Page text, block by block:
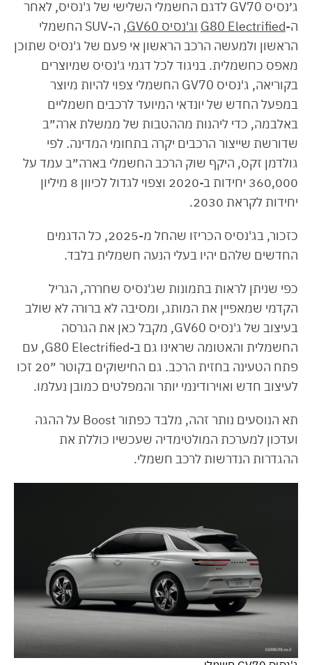
ג׳נסיס GV70 לדגם החשמלי השלישי של ג'נסיס, לאחר
ה-G80 Electrified וג'נסיס GV60
, ה-SUV החשמלי
הראשון ולמעשה הרכב הראשון אי פעם של ג'נסיס שתוכן
מאפס כחשמלית. בניגוד לכל דגמי ג'נסיס שמיוצרים
בקוריאה, ג'נסיס GV70 החשמלי צפוי להיות מיוצר
במפעל החדש של יונדאי המיועד לרכבים חשמליים
באלבמה, כדי ליהנות מההטבות של ממשלת ארה״ב
שדורשת שייצור הרכבים יקרה בתחומי המדינה. לפי
גולדמן זקס, היקף שוק הרכב החשמלי בארה״ב עמד על
360,000 יחידות ב-2020 וצפוי לגדול לכיוון 8 מיליון
יחידות לקראת 2030.
כזכור, בג'נסיס הכריזו שהחל מ-2025, כל הדגמים
החדשים שלהם יהיו בעלי הנעה חשמלית בלבד.
כפי שניתן לראות בתמונות שג'נסיס שחררה, הגריל
הקדמי שמאפיין את המותג, ומסיבה לא ברורה לא שולב
בעיצוב של ג'נסיס GV60, מקבל כאן את הגרסה
החשמלית והאטומה שראינו גם ב-G80 Electrified, עם
פתח הטעינה בחזית הרכב. גם החישוקים בקוטר ״20 זכו
לעיצוב חדש ואוירודינמי יותר והמפלטים כמובן נעלמו.
תא הנוסעים נותר זהה, מלבד כפתור Boost על ההגה
ועדכון למערכת המולטימדיה שעכשיו כוללת את
ההגדרות הנדרשות לרכב חשמלי.